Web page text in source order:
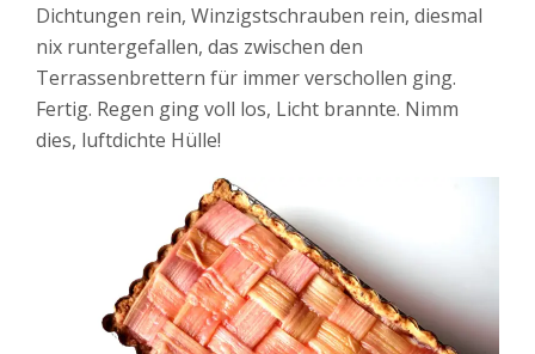
Dichtungen rein, Winzigstschrauben rein, diesmal
nix runtergefallen, das zwischen den
Terrassenbrettern für immer verschollen ging.
Fertig. Regen ging voll los, Licht brannte. Nimm
dies, luftdichte Hülle!